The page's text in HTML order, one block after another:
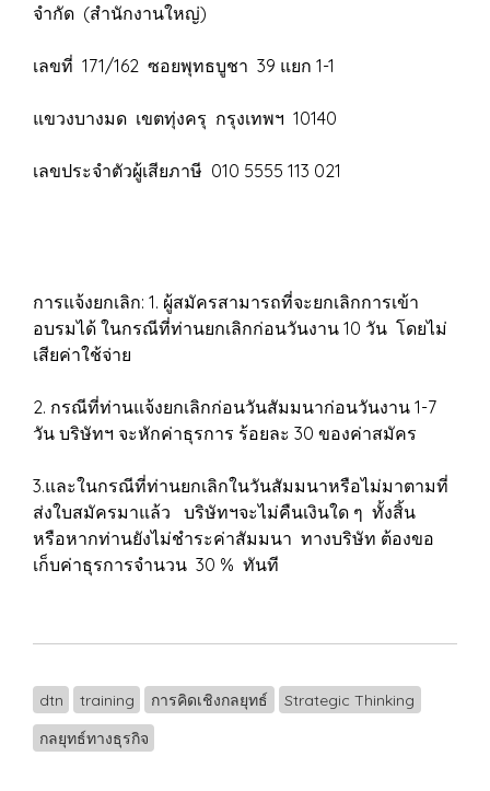
จำกัด (สำนักงานใหญ่)
เลขที่ 171/162 ซอยพุทธบูชา 39 แยก 1-1
แขวงบางมด เขตทุ่งครุ กรุงเทพฯ 10140
เลขประจำตัวผู้เสียภาษี 010 5555 113 021
การแจ้งยกเลิก: 1. ผู้สมัครสามารถที่จะยกเลิกการเข้า
อบรมได้ ในกรณีที่ท่านยกเลิกก่อนวันงาน 10 วัน โดยไม่
เสียค่าใช้จ่าย
2. กรณีที่ท่านแจ้งยกเลิกก่อนวันสัมมนาก่อนวันงาน 1-7
วัน บริษัทฯ จะหักค่าธุรการ ร้อยละ 30 ของค่าสมัคร
3.และในกรณีที่ท่านยกเลิกในวันสัมมนาหรือไม่มาตามที่
ส่งใบสมัครมาแล้ว บริษัทฯจะไม่คืนเงินใด ๆ ทั้งสิ้น
หรือหากท่านยังไม่ชำระค่าสัมมนา ทางบริษัท ต้องขอ
เก็บค่าธุรการจำนวน 30 % ทันที
dtn training การคิดเชิงกลยุทธ์
Strategic Thinking
กลยุทธ์ทางธุรกิจ